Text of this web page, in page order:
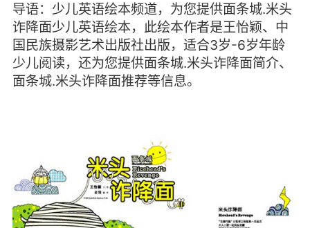
导语：少儿英语绘本频道，为您提供面条城.米头
诈降面少儿英语绘本，此绘本作者是王怡颖、中
国民族摄影艺术出版社出版，适合3岁-6岁年龄
少儿阅读，还为您提供面条城.米头诈降面简介、
面条城.米头诈降面推荐等信息。